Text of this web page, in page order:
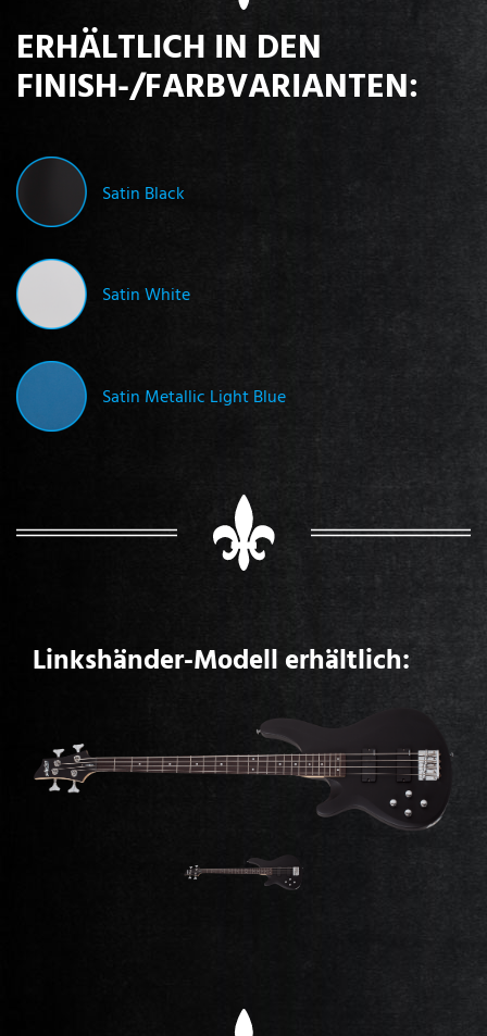
ERHÄLTLICH IN DEN
FINISH-/FARBVARIANTEN:
Satin Black
Satin White
Satin Metallic Light Blue
Linkshänder-Modell erhältlich: